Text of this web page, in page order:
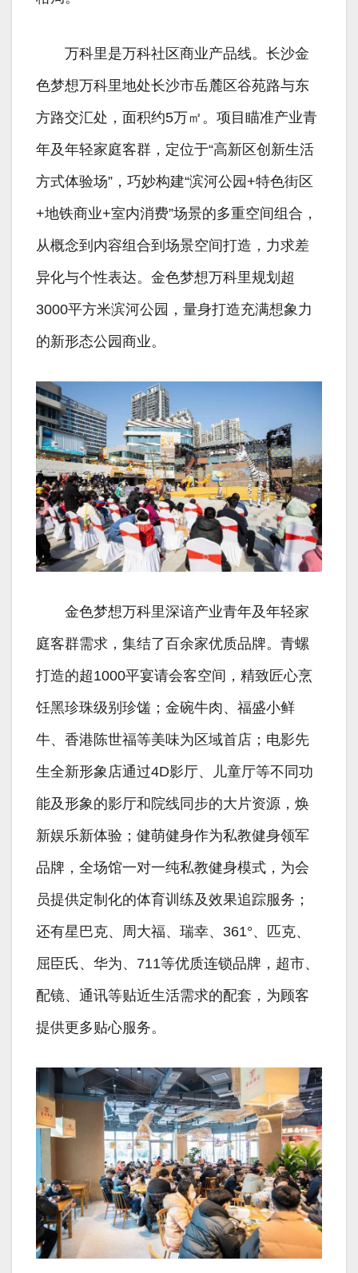
万科里是万科社区商业产品线。长沙金
色梦想万科里地处长沙市岳麓区谷苑路与东
方路交汇处，面积约5万㎡。项目瞄准产业青
年及年轻家庭客群，定位于“高新区创新生活
方式体验场”，巧妙构建“滨河公园+特色街区
+地铁商业+室内消费”场景的多重空间组合，
从概念到内容组合到场景空间打造，力求差
异化与个性表达。金色梦想万科里规划超
3000平方米滨河公园，量身打造充满想象力
的新形态公园商业。
金色梦想万科里深谙产业青年及年轻家
庭客群需求，集结了百余家优质品牌。青螺
打造的超1000平宴请会客空间，精致匠心烹
饪黑珍珠级别珍馐；金碗牛肉、福盛小鲜
牛、香港陈世福等美味为区域首店；电影先
生全新形象店通过4D影厅、儿童厅等不同功
能及形象的影厅和院线同步的大片资源，焕
新娱乐新体验；健萌健身作为私教健身领军
品牌，全场馆一对一纯私教健身模式，为会
员提供定制化的体育训练及效果追踪服务；
还有星巴克、周大福、瑞幸、361°、匹克、
屈臣氏、华为、711等优质连锁品牌，超市、
配镜、通讯等贴近生活需求的配套，为顾客
提供更多贴心服务。